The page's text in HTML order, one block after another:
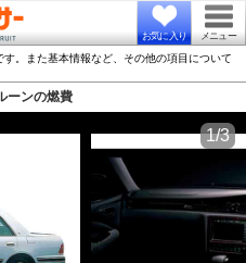
お気に入り メニュー
。また基本情報など、その他の項目について
ーンの燃費
1/3